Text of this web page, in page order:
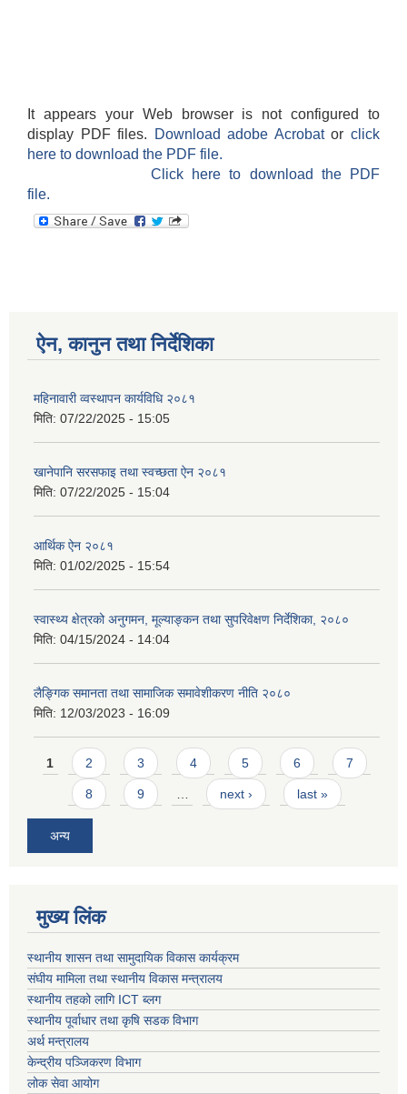
It appears your Web browser is not configured to
display PDF files.
Download adobe Acrobatorclick
here to download the PDF file.
Click here to download the PDF
file.
ऐन, कानुन तथा निर्देशिका
महिनावारी व्वस्थापन कार्यविधि २०८१
मिति: 07/22/2025 - 15:05
खानेपानि सरसफाइ तथा स्वच्छता ऐन २०८१
मिति: 07/22/2025 - 15:04
आर्थिक ऐन २०८१
मिति: 01/02/2025 - 15:54
स्वास्थ्य क्षेत्रको अनुगमन, मूल्याङ्कन तथा सुपरिवेक्षण निर्देशिका, २०८०
मिति: 04/15/2024 - 14:04
लैङ्गिक समानता तथा सामाजिक समावेशीकरण नीति २०८०
मिति: 12/03/2023 - 16:09
Pages
1 2 3 4 5 6 7
8 9 next › last »
अन्य
मुख्य लिंक
स्थानीय शासन तथा सामुदायिक विकास कार्यक्रम
संघीय मामिला तथा स्थानीय विकास मन्त्रालय
स्थानीय तहको लागि ICT ब्लग
स्थानीय पूर्वाधार तथा कृषि सडक विभाग
अर्थ मन्त्रालय
केन्द्रीय पञ्जिकरण विभाग
लोक सेवा आयोग